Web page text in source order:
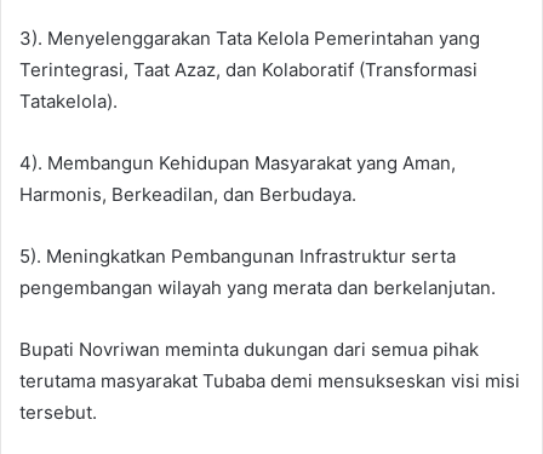
3). Menyelenggarakan Tata Kelola Pemerintahan yang
Terintegrasi, Taat Azaz, dan Kolaboratif (Transformasi
Tatakelola).
4). Membangun Kehidupan Masyarakat yang Aman,
Harmonis, Berkeadilan, dan Berbudaya.
5). Meningkatkan Pembangunan Infrastruktur serta
pengembangan wilayah yang merata dan berkelanjutan.
Bupati Novriwan meminta dukungan dari semua pihak
terutama masyarakat Tubaba demi mensukseskan visi misi
tersebut.